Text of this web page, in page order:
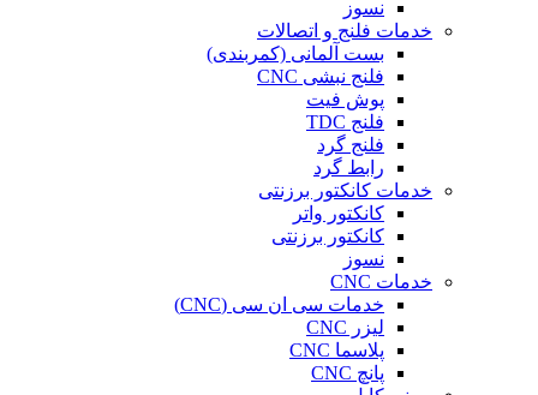
نسوز
خدمات فلنج و اتصالات
بست آلمانی (کمربندی)
فلنج نبشی CNC
پوش فیت
فلنج TDC
فلنج گرد
رابط گرد
خدمات کانکتور برزنتی
کانکتور واتر
کانکتور برزنتی
نسوز
خدمات CNC
خدمات سی ان سی (CNC)
لیزر CNC
پلاسما CNC
پانچ CNC